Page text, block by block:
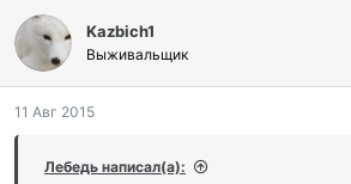
л
а
г
о
а
и
Kazbich1
Выживальщик
11 Авг 2015
Лебедь написал(а):